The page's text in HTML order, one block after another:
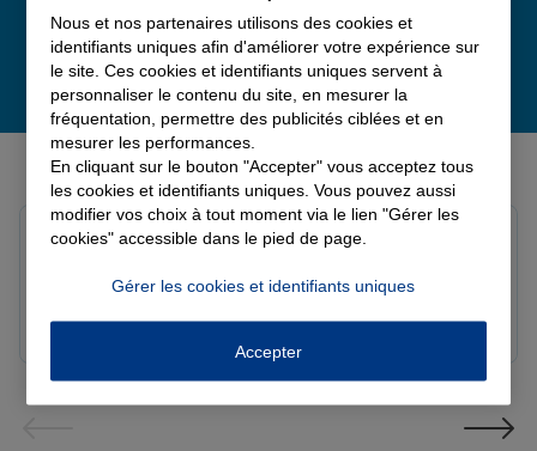
Derniers avis de nos agences Allianz
Le 09/08/2026 - Agence LANGRES-SAINT GEOSMES
réactive et professionnelle.
Fanny B.
Nous et nos partenaires utilisons des cookies et
identifiants uniques afin d'améliorer votre expérience sur
le site. Ces cookies et identifiants uniques servent à
personnaliser le contenu du site, en mesurer la
fréquentation, permettre des publicités ciblées et en
mesurer les performances.
En cliquant sur le bouton "Accepter" vous acceptez tous
les cookies et identifiants uniques. Vous pouvez aussi
modifier vos choix à tout moment via le lien "Gérer les
cookies" accessible dans le pied de page.
Gérer les cookies et identifiants uniques
Accepter